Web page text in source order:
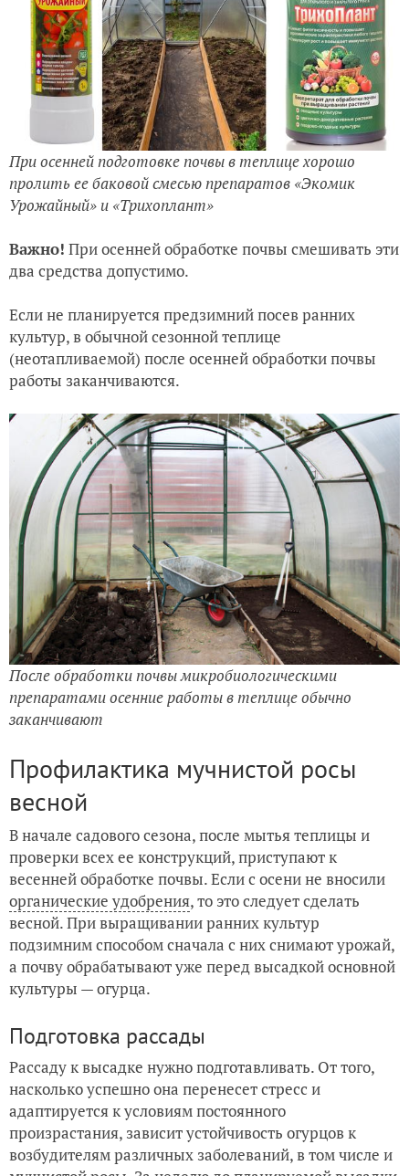
При осенней подготовке почвы в теплице хорошо
пролить ее баковой смесью препаратов «Экомик
Урожайный» и «Трихоплант»
Важно! При осенней обработке почвы смешивать эти
два средства допустимо.
Если не планируется предзимний посев ранних
культур, в обычной сезонной теплице
(неотапливаемой) после осенней обработки почвы
работы заканчиваются.
После обработки почвы микробиологическими
препаратами осенние работы в теплице обычно
заканчивают
Профилактика мучнистой росы
весной
В начале садового сезона, после мытья теплицы и
проверки всех ее конструкций, приступают к
весенней обработке почвы. Если с осени не вносили
органические удобрения, то это следует сделать
весной. При выращивании ранних культур
подзимним способом сначала с них снимают урожай,
а почву обрабатывают уже перед высадкой основной
культуры — огурца.
Подготовка рассады
Рассаду к высадке нужно подготавливать. От того,
насколько успешно она перенесет стресс и
адаптируется к условиям постоянного
произрастания, зависит устойчивость огурцов к
возбудителям различных заболеваний, в том числе и